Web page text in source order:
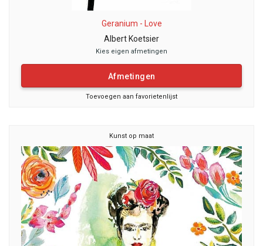
Geranium - Love
Albert Koetsier
Kies eigen afmetingen
Afmetingen
Toevoegen aan favorietenlijst
Kunst op maat